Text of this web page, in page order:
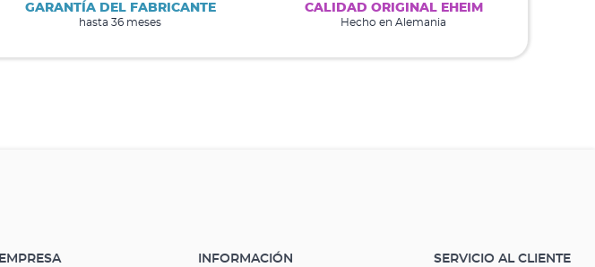
GARANTÍA DEL FABRICANTE
hasta 36 meses
CALIDAD ORIGINAL EHEIM
Hecho en Alemania
EMPRESA INFORMACIÓN SERVICIO AL CLIENTE